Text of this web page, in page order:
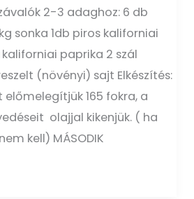
2-3 adaghoz: 6 db
sonka 1db piros kaliforniai
paprika 2 szál
(növényi) sajt Elkészítés:
előmelegítjük 165 fokra, a
olajjal kikenjük. ( ha
kell) MÁSODIK